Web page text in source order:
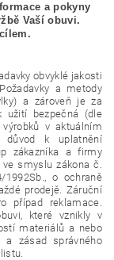
a pokyny
Vaší obuvi.
obvyklé jakosti
a metody
a zároveň je za
užití bezpečná (dle
v aktuálním
důvod k uplatnění
zákazníka a firmy
smyslu zákona č.
1992Sb., o ochraně
prodejě. Záruční
případ reklamace.
které vznikly v
materiálů a nebo
a zásad správného